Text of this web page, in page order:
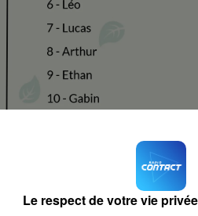
Le respect de votre vie